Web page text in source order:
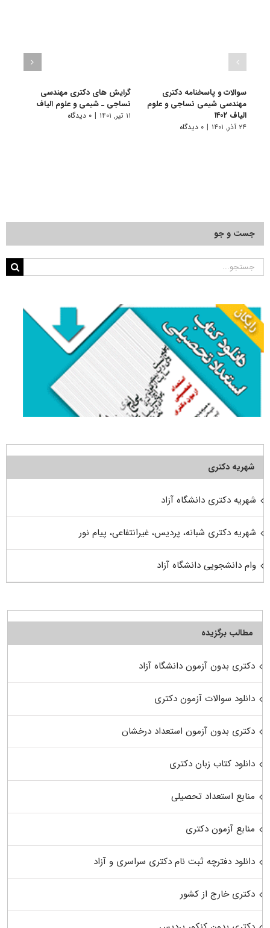
سوالات و پاسخنامه دکتری
مهندسی شیمی نساجی و علوم
الیاف ۱۴۰۲
۲۴ آذر, ۱۴۰۱ | ۰ دیدگاه
گرایش های دکتری مهندسی
نساجی ـ شیمی و ﻋﻠﻮم اﻟﻴﺎف
۱۱ تیر, ۱۴۰۱ | ۰ دیدگاه
جست و جو
جستجو
شهریه دکتری
شهریه دکتری دانشگاه آزاد
شهریه دکتری شبانه، پردیس، غیرانتفاعی، پیام نور
وام دانشجویی دانشگاه آزاد
مطالب برگزیده
دکتری بدون آزمون دانشگاه آزاد
دانلود سوالات آزمون دکتری
دکتری بدون آزمون استعداد درخشان
دانلود کتاب زبان دکتری
منابع استعداد تحصیلی
منابع آزمون دکتری
دانلود دفترچه ثبت نام دکتری سراسری و آزاد
دکتری خارج از کشور